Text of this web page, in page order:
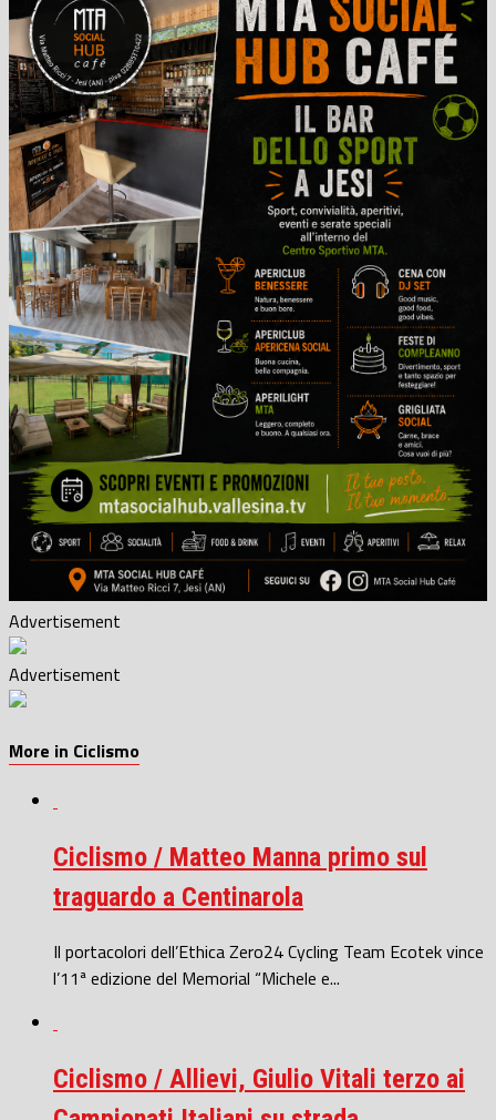
Advertisement
Advertisement
More in Ciclismo
Ciclismo / Matteo Manna primo sul
traguardo a Centinarola
Il portacolori dell’Ethica Zero24 Cycling Team Ecotek vince
l’11ª edizione del Memorial “Michele e...
Ciclismo / Allievi, Giulio Vitali terzo ai